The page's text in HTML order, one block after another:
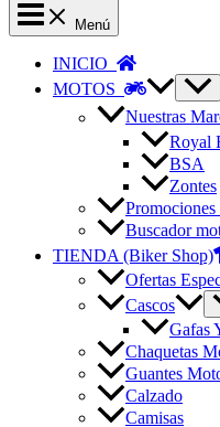
Menú
INICIO
MOTOS
Nuestras
Royal
BSA
Zontes
Buscador
TIENDA (Biker Shop)
Ofertas
Cascos
Gafas
Chaquetas
Guantes
Calzado
Camisas